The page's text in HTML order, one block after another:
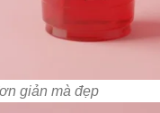
giản mà đẹp